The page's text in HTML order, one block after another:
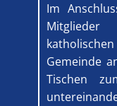
Im
Gemeinde
Tischen